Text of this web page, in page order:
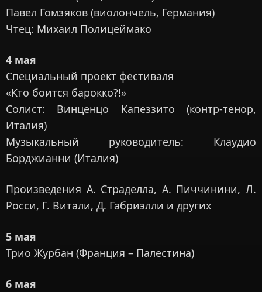
Павел Гомзяков (виолончель, Германия)
Чтец: Михаил Полицеймако
4 мая
Специальный проект фестиваля
«Кто боится барокко?!»
Солист: Винценцо Капеззито (контр-тенор,
Италия)
Музыкальный руководитель: Клаудио
Борджианни (Италия)
Произведения А. Страделла, А. Пиччинини, Л.
Росси, Г. Витали, Д. Габриэлли и других
5 мая
Трио Журбан (Франция – Палестина)
6 мая